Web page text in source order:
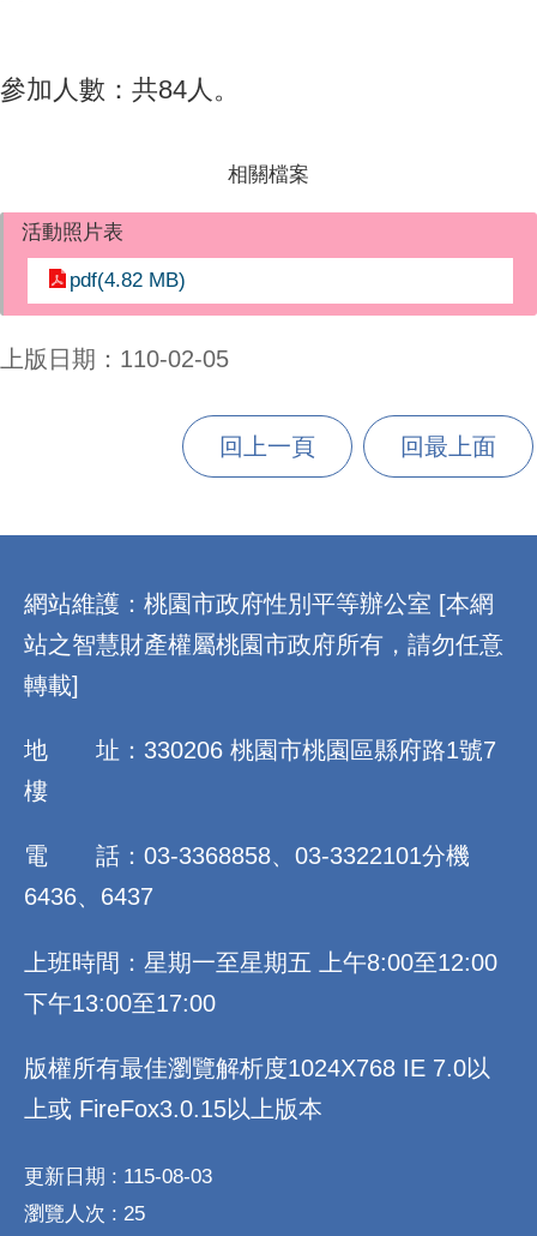
參加人數：共84人。
相關檔案
活動照片表
pdf(4.82 MB)
上版日期：110-02-05
回上一頁 回最上面
網站維護：桃園市政府性別平等辦公室 [本網
站之智慧財產權屬桃園市政府所有，請勿任意
轉載]
地 址：330206 桃園市桃園區縣府路1號7
樓
電 話：03-3368858、03-3322101分機
6436、6437
上班時間：星期一至星期五 上午8:00至12:00
下午13:00至17:00
版權所有最佳瀏覽解析度1024X768 IE 7.0以
上或 FireFox3.0.15以上版本
更新日期
115-08-03
瀏覽人次
25